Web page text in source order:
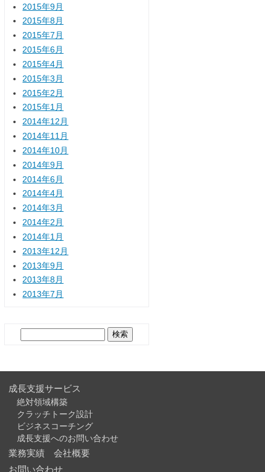
2015年9月
2015年8月
2015年7月
2015年6月
2015年4月
2015年3月
2015年2月
2015年1月
2014年12月
2014年11月
2014年10月
2014年9月
2014年6月
2014年4月
2014年3月
2014年2月
2014年1月
2013年12月
2013年9月
2013年8月
2013年7月
検
索:
成長支援サービス
絶対領域構築
クラッチトーク設計
ビジネスコーチング
成長支援へのお問い合わせ
業務実績
会社概要
お問い合わせ